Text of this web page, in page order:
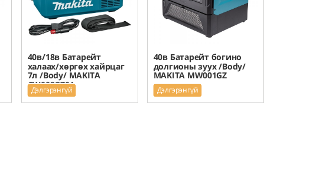
40в/18в Батарейт
халаах/хөргөх хайрцаг
7л /Body/ MAKITA
CW003GZ01
Дэлгэрэнгүй
40в Батарейт богино
долгионы зуух /Body/
MAKITA MW001GZ
Дэлгэрэнгүй